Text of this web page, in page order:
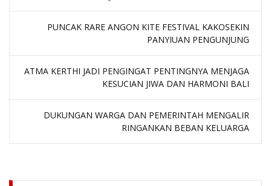
PUNCAK RARE ANGON KITE FESTIVAL KAKOSEKIN
PANYIUAN PENGUNJUNG
ATMA KERTHI JADI PENGINGAT PENTINGNYA MENJAGA
KESUCIAN JIWA DAN HARMONI BALI
DUKUNGAN WARGA DAN PEMERINTAH MENGALIR
RINGANKAN BEBAN KELUARGA